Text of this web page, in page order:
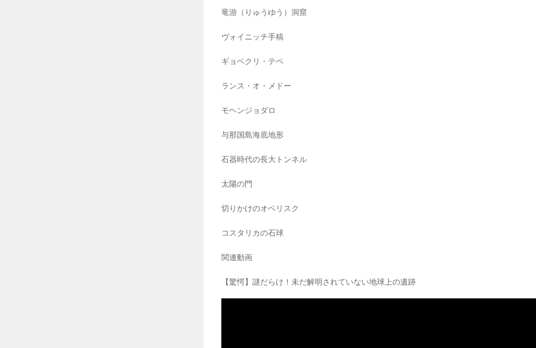
竜游（りゅうゆう）洞窟
ヴォイニッチ手稿
ギョベクリ・テペ
ランス・オ・メドー
モヘンジョダロ
与那国島海底地形
石器時代の長大トンネル
太陽の門
切りかけのオベリスク
コスタリカの石球
関連動画
【驚愕】謎だらけ！未だ解明されていない地球上の遺跡